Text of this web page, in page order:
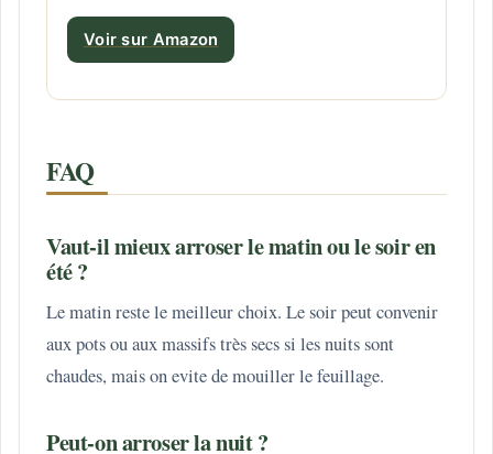
Voir sur Amazon
FAQ
Vaut-il mieux arroser le matin ou le soir en
été ?
Le matin reste le meilleur choix. Le soir peut convenir
aux pots ou aux massifs très secs si les nuits sont
chaudes, mais on evite de mouiller le feuillage.
Peut-on arroser la nuit ?